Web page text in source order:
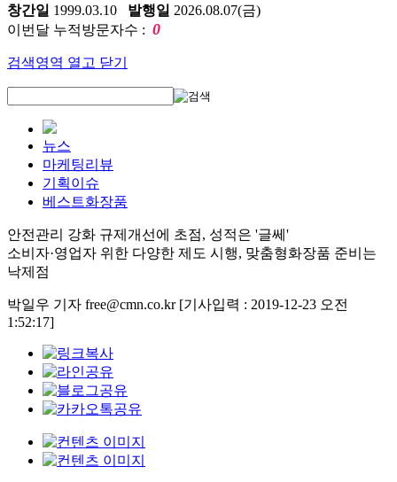
창간일 1999.03.10 발행일 2026.08.07(금)
이번달 누적방문자수 : 0
검색영역 열고 닫기
뉴스
마케팅리뷰
기획이슈
베스트화장품
안전관리 강화 규제개선에 초점, 성적은 '글쎄'
소비자·영업자 위한 다양한 제도 시행, 맞춤형화장품 준비는
낙제점
박일우 기자 free@cmn.co.kr [기사입력 : 2019-12-23 오전
1:52:17]